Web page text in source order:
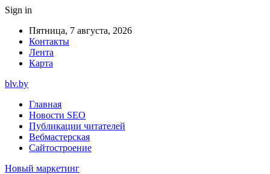
Sign in
Пятница, 7 августа, 2026
Контакты
Лента
Карта
blv.by
Главная
Новости SEO
Публикации читателей
Вебмастерская
Сайтостроение
Новый маркетинг